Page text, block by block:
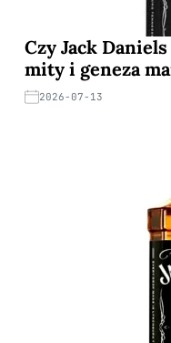
Czy Jack
mity i geneza
2026-07-13